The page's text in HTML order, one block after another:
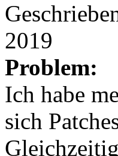
2019
Problem:
Ich habe
sich